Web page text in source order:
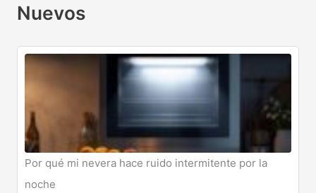
Nuevos
Por qué mi nevera hace ruido intermitente por la
noche